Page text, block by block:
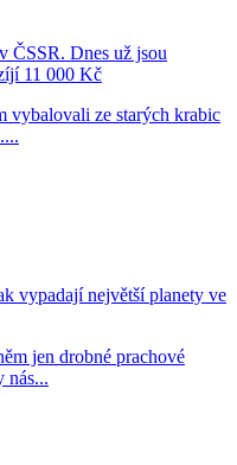
ČSSR. Dnes už jsou
11 000 Kč
vybalovali ze starých krabic
vypadají největší planety ve
jen drobné prachové
nás...